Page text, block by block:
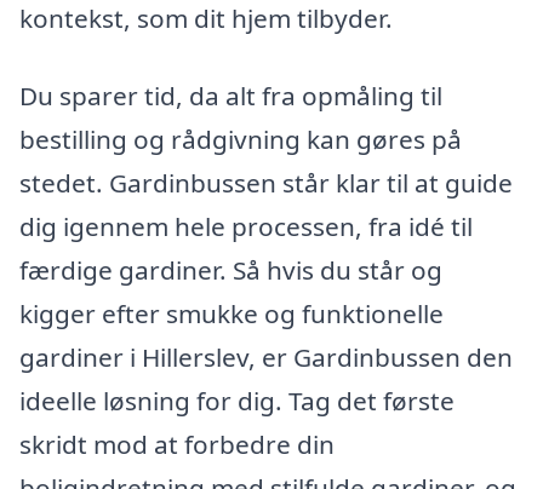
kontekst, som dit hjem tilbyder.
Du sparer tid, da alt fra opmåling til
bestilling og rådgivning kan gøres på
stedet. Gardinbussen står klar til at guide
dig igennem hele processen, fra idé til
færdige gardiner. Så hvis du står og
kigger efter smukke og funktionelle
gardiner i Hillerslev, er Gardinbussen den
ideelle løsning for dig. Tag det første
skridt mod at forbedre din